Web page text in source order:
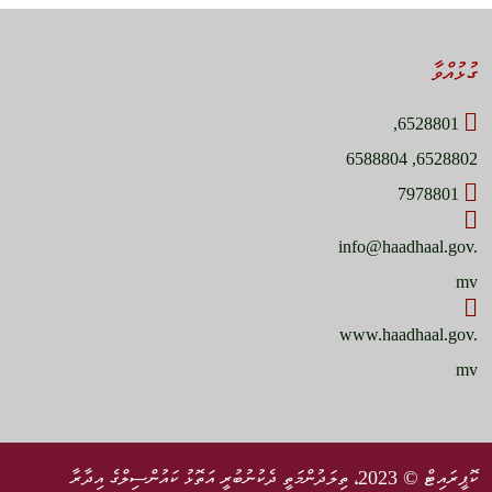
ގުޅުއްވާ
6528801,
6528802, 6588804
info@haadhaal.gov.
mv
www.haadhaal.gov.
mv
ކޮޕީރައިޓް © 2023، ތިލަދުންމަތީ ދެކުނުބުރީ އަތޮޅު ކައުންސިލްގެ އިދާރާ